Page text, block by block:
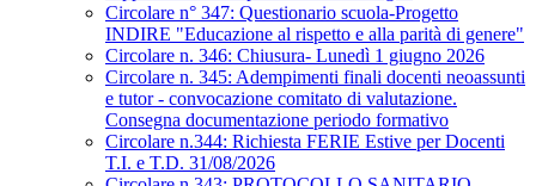
Circolare n° 347: Questionario scuola-Progetto
INDIRE "Educazione al rispetto e alla parità di genere"
Circolare n. 346: Chiusura- Lunedì 1 giugno 2026
Circolare n. 345: Adempimenti finali docenti neoassunti
e tutor - convocazione comitato di valutazione.
Consegna documentazione periodo formativo
Circolare n.344: Richiesta FERIE Estive per Docenti
T.I. e T.D. 31/08/2026